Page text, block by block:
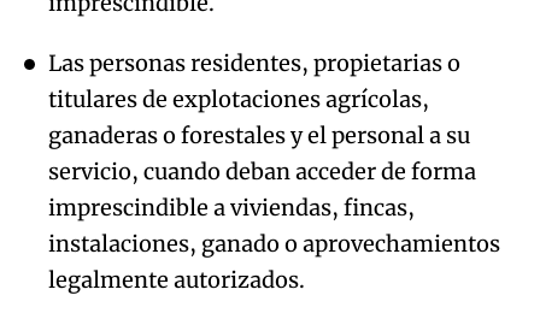
ganaderas o forestales y el personal a su
servicio, cuando deban acceder de forma
imprescindible a viviendas, fincas,
instalaciones, ganado o aprovechamientos
legalmente autorizados.
Los demás supuestos que, de manera
excepcional y motivada, sean autorizados
por la Delegación Provincial de Desarrollo